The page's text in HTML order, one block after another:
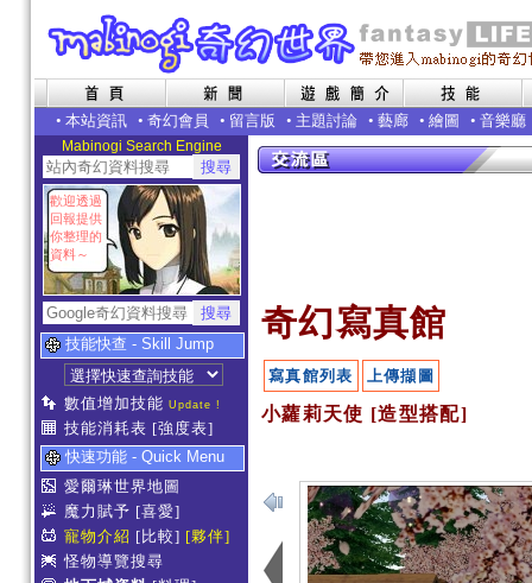
• 本站資訊 • 奇幻會員 • 留言版 • 主題討論 • 藝廊 • 繪圖 • 音樂廳
Mabinogi Search Engine
歡迎透過
回報提供
你整理的
資料～
技能快查 - Skill Jump
數值增加技能 Update !
技能消耗表 [強度表]
快速功能 - Quick Menu
愛爾琳世界地圖
魔力賦予 [喜愛]
寵物介紹 [比較] [夥伴]
怪物導覽搜尋
奇幻寫真館
寫真館列表 上傳擷圖
小蘿莉天使 [造型搭配]